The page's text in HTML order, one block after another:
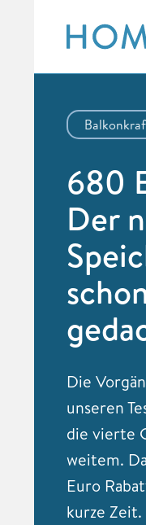
content
680
Der
Die
unseren
die vierte
weitem.
Euro
kurze